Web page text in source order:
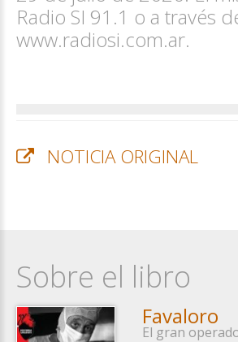
Radio SI 91.1 o a través
www.radiosi.com.ar.
NOTICIA ORIGINAL
Sobre el libro
Favaloro
El gran